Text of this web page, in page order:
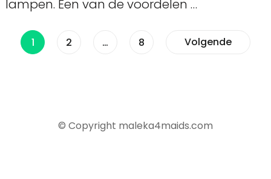
lampen. Een van de voordelen …
Berichten
Pagina
1 Pagina
2 … Pagina
8 Volgende
© Copyright maleka4maids.com